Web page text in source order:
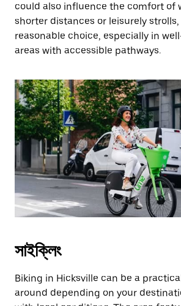
could also influence the comfort of
shorter distances or leisurely
reasonable choice, especially in
areas with accessible pathways.
সাইক্লিং
Biking in Hicksville can be a
around depending on your